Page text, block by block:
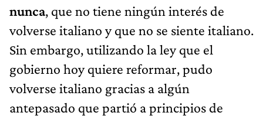
nunca, que no tiene ningún interés de
volverse italiano y que no se siente italiano.
Sin embargo, utilizando la ley que el
gobierno hoy quiere reformar, pudo
volverse italiano gracias a algún
antepasado que partió a principios de